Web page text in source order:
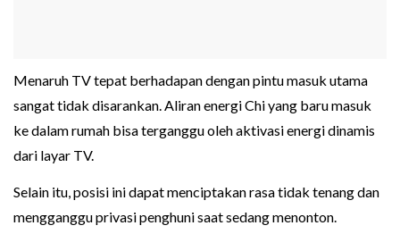
Menaruh TV tepat berhadapan dengan pintu masuk utama
sangat tidak disarankan. Aliran energi Chi yang baru masuk
ke dalam rumah bisa terganggu oleh aktivasi energi dinamis
dari layar TV.
Selain itu, posisi ini dapat menciptakan rasa tidak tenang dan
mengganggu privasi penghuni saat sedang menonton.